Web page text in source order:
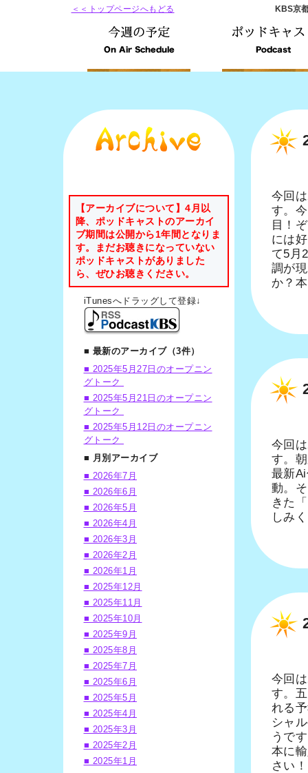
KBS京
＜＜トップページへもどる
今回
す。
目！
には
て5月
調が
か？
今回
す。
最新
動。
きた
しみ
今回
す。
れる
シャ
うで
本に
さい！
【アーカイブについて】4月以
降、ポッドキャストのアーカイ
ブ期間は公開から1年間となりま
す。まだお聴きになっていない
ポッドキャストがありました
ら、ぜひお聴きください。
iTunesへドラッグして登録↓
■ 最新のアーカイブ（3件）
■ 2025年5月27日のオープニン
グトーク
■ 2025年5月21日のオープニン
グトーク
■ 2025年5月12日のオープニン
グトーク
■ 月別アーカイブ
■ 2026年7月
■ 2026年6月
■ 2026年5月
■ 2026年4月
■ 2026年3月
■ 2026年2月
■ 2026年1月
■ 2025年12月
■ 2025年11月
■ 2025年10月
■ 2025年9月
■ 2025年8月
■ 2025年7月
■ 2025年6月
■ 2025年5月
■ 2025年4月
■ 2025年3月
■ 2025年2月
■ 2025年1月